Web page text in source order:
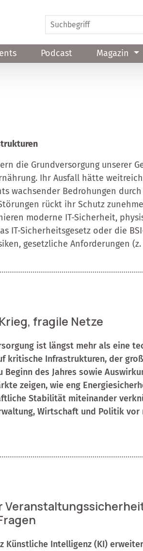
Podcast Magazin
die Grundversorgung unserer
Ihr Ausfall hätte
wachsender Bedrohungen
rückt ihr Schutz
moderne IT-Sicherheit,
IT-Sicherheitsgesetz oder die
gesetzliche Anforderungen (z.
fragile Netze
ist längst mehr als eine
kritische Infrastrukturen, der
Beginn des Jahres sowie
zeigen, wie eng
Stabilität miteinander
Wirtschaft und Politik vor
Künstliche Intelligenz (KI)